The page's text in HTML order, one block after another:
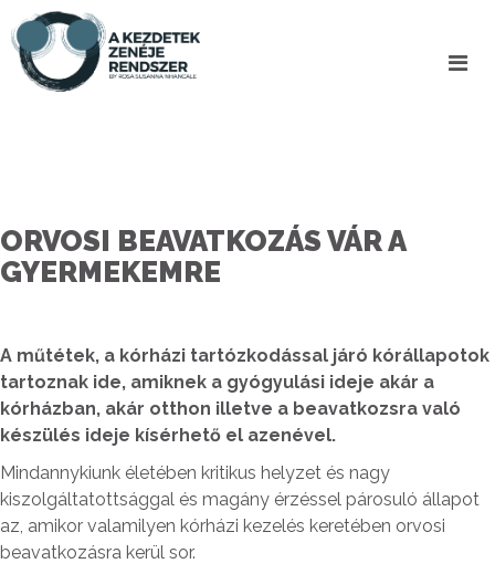
ORVOSI BEAVATKOZÁS VÁR A
GYERMEKEMRE
A műtétek, a kórházi tartózkodással járó kórállapotok
tartoznak ide, amiknek a gyógyulási ideje akár a
kórházban, akár otthon illetve a beavatkozsra való
készülés ideje kísérhető el azenével.
Mindannykiunk életében kritikus helyzet és nagy
kiszolgáltatottsággal és magány érzéssel párosuló állapot
az, amikor valamilyen kórházi kezelés keretében orvosi
beavatkozásra kerül sor.